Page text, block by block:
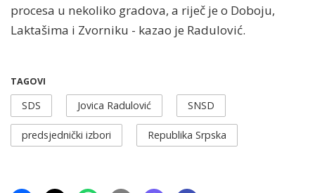
procesa u nekoliko gradova, a riječ je o Doboju,
Laktašima i Zvorniku - kazao je Radulović.
TAGOVI
SDS Jovica Radulović SNSD
predsjednički izbori Republika Srpska